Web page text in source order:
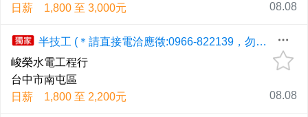
日薪 1,800 至 3,000元
08.08
半技工 (＊請直接電洽應徵:0966-822139，勿留言＊)
峻榮水電工程行
台中市南屯區
日薪 1,800 至 2,200元
08.08